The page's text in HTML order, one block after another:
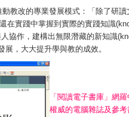
教改的專業發展模式：「除了研讀
在實踐中掌握到實際的實踐知識
協作，建構出無限潛藏的新知識
展，大大提升學與教的成效。
「閱讀電子書庫」網
權威的電腦雜誌及參